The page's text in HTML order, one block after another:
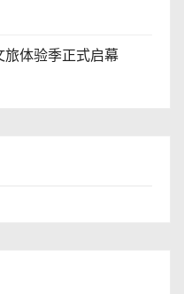
旅体验季正式启幕